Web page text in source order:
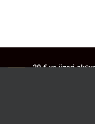
20 € ve üzeri